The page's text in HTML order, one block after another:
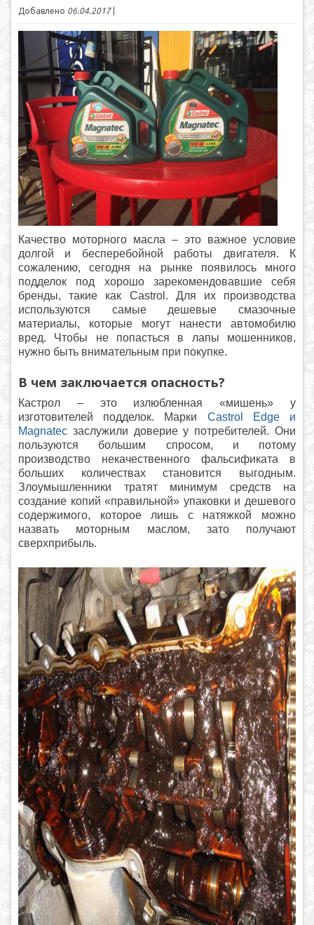
Добавлено 06.04.2017|
Качество моторного масла – это важное условие
долгой и бесперебойной работы двигателя. К
сожалению, сегодня на рынке появилось много
подделок под хорошо зарекомендовавшие себя
бренды, такие как Castrol. Для их производства
используются самые дешевые смазочные
материалы, которые могут нанести автомобилю
вред. Чтобы не попасться в лапы мошенников,
нужно быть внимательным при покупке.
В чем заключается опасность?
Кастрол – это излюбленная «мишень» у
изготовителей подделок. Марки Castrol Edge и
Magnatec заслужили доверие у потребителей. Они
пользуются большим спросом, и потому
производство некачественного фальсификата в
больших количествах становится выгодным.
Злоумышленники тратят минимум средств на
создание копий «правильной» упаковки и дешевого
содержимого, которое лишь с натяжкой можно
назвать моторным маслом, зато получают
сверхприбыль.